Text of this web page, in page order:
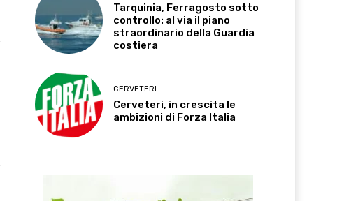
Tarquinia, Ferragosto sotto
controllo: al via il piano
straordinario della Guardia
costiera
CERVETERI
Cerveteri, in crescita le
ambizioni di Forza Italia